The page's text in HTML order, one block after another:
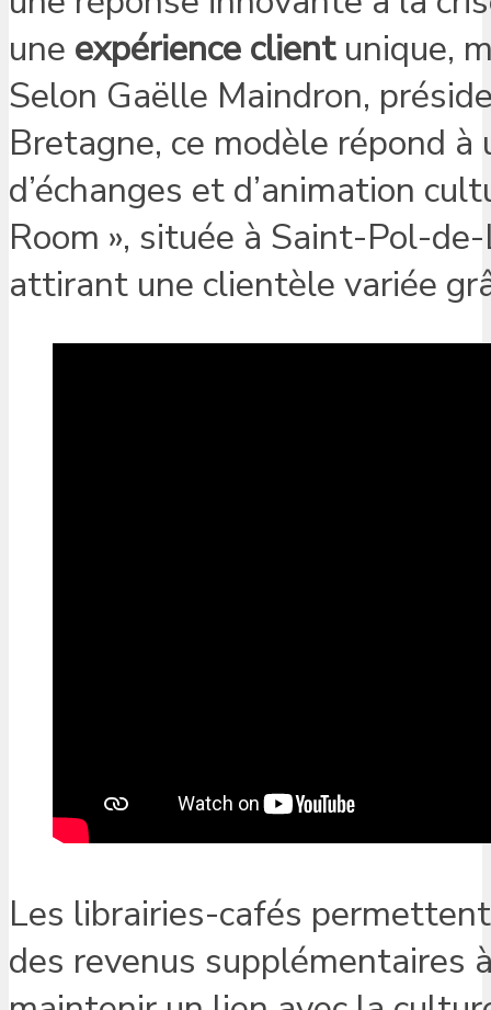
une expérience clientunique,
Selon Gaëlle Maindron,
Bretagne, ce modèle répond
d’échanges et d’animation
Room », située à Saint-Pol-
attirant une clientèle variée
Les librairies-cafés
des revenus supplémentaires